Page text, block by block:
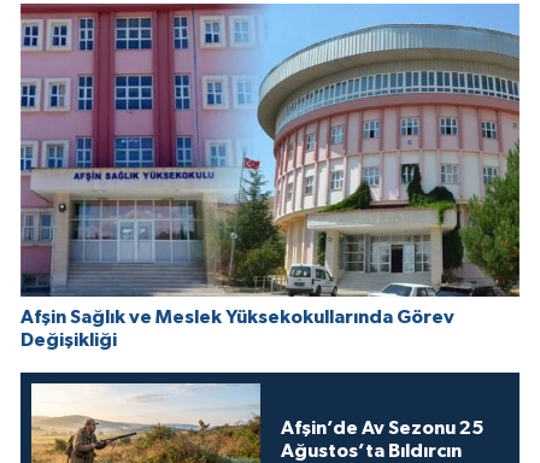
Afşin Sağlık ve Meslek Yüksekokullarında Görev
Değişikliği
Afşin’de Av Sezonu 25
Ağustos’ta Bıldırcın